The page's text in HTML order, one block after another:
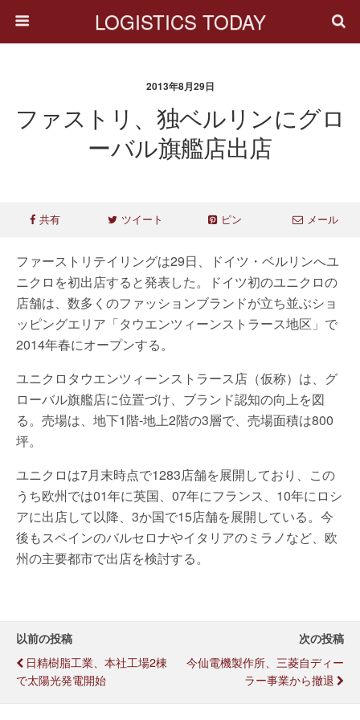
LOGISTICS TODAY
2013年8月29日
ファストリ、独ベルリンにグロ
ーバル旗艦店出店
共有 ツイート ピン メール
ファーストリテイリングは29日、ドイツ・ベルリンへユ
ニクロを初出店すると発表した。ドイツ初のユニクロの
店舗は、数多くのファッションブランドが立ち並ぶショ
ッピングエリア「タウエンツィーンストラース地区」で
2014年春にオープンする。
ユニクロタウエンツィーンストラース店（仮称）は、グ
ローバル旗艦店に位置づけ、ブランド認知の向上を図
る。売場は、地下1階-地上2階の3層で、売場面積は800
坪。
ユニクロは7月末時点で1283店舗を展開しており、この
うち欧州では01年に英国、07年にフランス、10年にロシ
アに出店して以降、3か国で15店舗を展開している。今
後もスペインのバルセロナやイタリアのミラノなど、欧
州の主要都市で出店を検討する。
以前の投稿
日精樹脂工業、本社工場2棟
で太陽光発電開始
次の投稿
今仙電機製作所、三菱自ディー
ラー事業から撤退